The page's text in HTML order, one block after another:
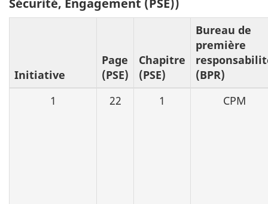
Initiative
Page
(PSE)
Chapitre
(PSE)
Bureau de
première
(BPR)
1
22 1 CPM